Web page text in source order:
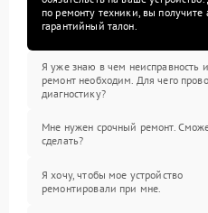
по ремонту техники, вы
гарантийный талон.
Я уже знаю в чем неисправность
ремонт необходим. Для чего
диагностику?
Мне нужен срочный ремонт.
сделать?
Я хочу, чтобы мое устройство
ремонтировали при мне.